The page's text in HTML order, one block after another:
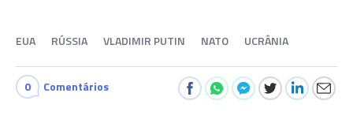
EUA RÚSSIA VLADIMIR PUTIN NATO UCRÂNIA
0 Comentários